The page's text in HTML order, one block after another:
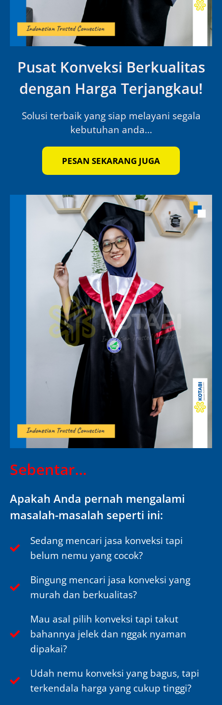
Pusat Konveksi Berkualitas
dengan Harga Terjangkau!
Solusi terbaik yang siap melayani segala
kebutuhan anda...
PESAN SEKARANG JUGA
Sebentar...
Apakah Anda pernah mengalami
masalah-masalah seperti ini:
Sedang mencari jasa konveksi tapi
belum nemu yang cocok?
Bingung mencari jasa konveksi yang
murah dan berkualitas?
Mau asal pilih konveksi tapi takut
bahannya jelek dan nggak nyaman
dipakai?
Udah nemu konveksi yang bagus, tapi
terkendala harga yang cukup tinggi?